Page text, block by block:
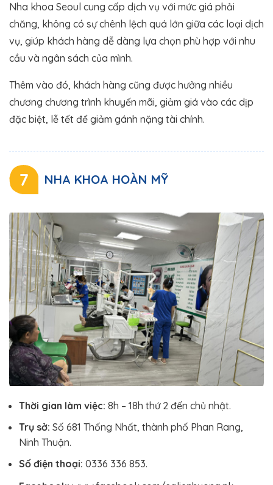
Nha khoa Seoul cung cấp dịch vụ với mức giá phải
chăng, không có sự chênh lệch quá lớn giữa các loại dịch
vụ, giúp khách hàng dễ dàng lựa chọn phù hợp với nhu
cầu và ngân sách của mình.
Thêm vào đó, khách hàng cũng được hưởng nhiều
chương chương trình khuyến mãi, giảm giá vào các dịp
đặc biệt, lễ tết để giảm gánh nặng tài chính.
7 NHA KHOA HOÀN MỸ
Thời gian làm việc: 8h – 18h thứ 2 đến chủ nhật.
Trụ sở: Số 681 Thống Nhất, thành phố Phan Rang,
Ninh Thuận.
Số điện thoại: 0336 336 853.